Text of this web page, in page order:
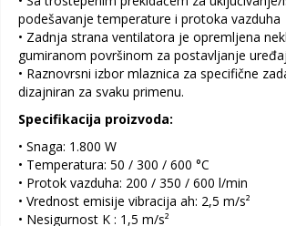
podešavanje temperature i protoka vazduha
• Zadnja strana ventilatora je opremljena
gumiranom površinom za postavljanje
• Raznovrsni izbor mlaznica za specifične
dizajniran za svaku primenu.
Specifikacija proizvoda:
• Snaga: 1.800 W
• Temperatura: 50 / 300 / 600 °C
• Protok vazduha: 200 / 350 / 600 l/min
• Vrednost emisije vibracija ah: 2,5 m/s²
• Nesigurnost K : 1,5 m/s²